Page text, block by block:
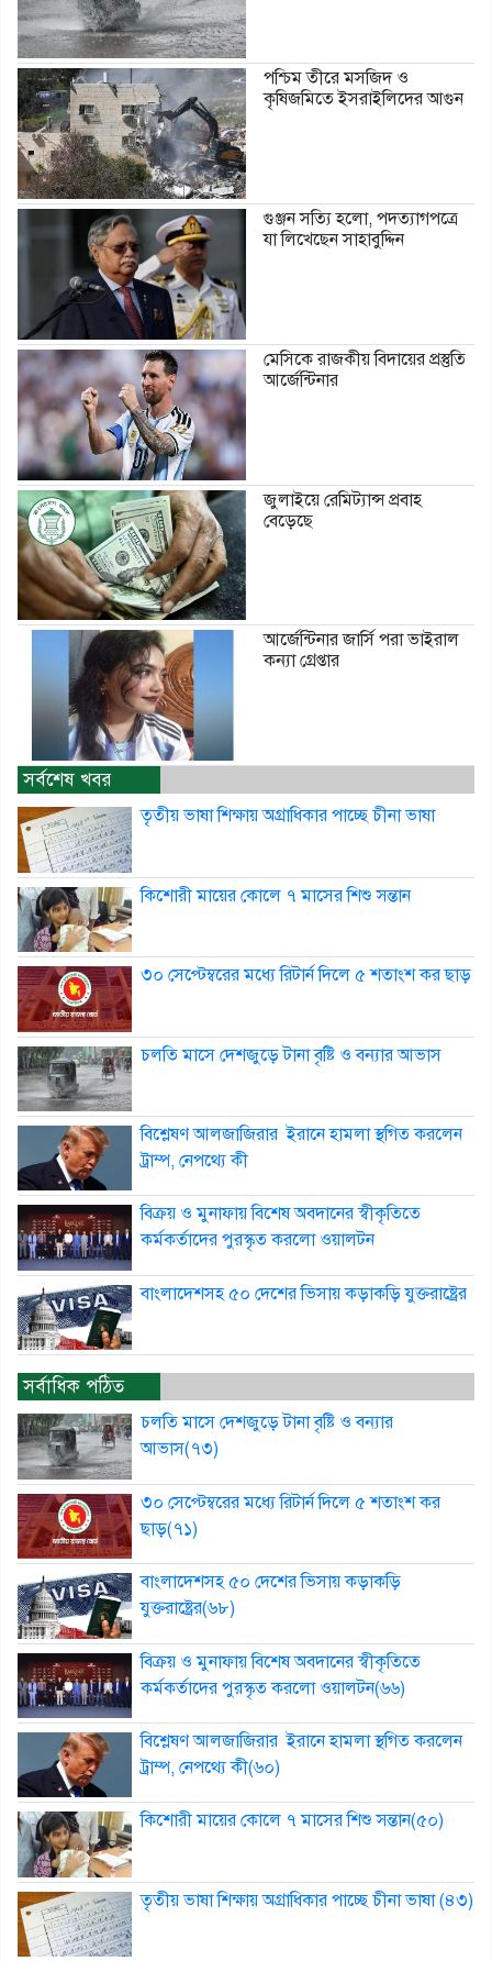
পশ্চিম তীরে মসজিদ ও
কৃষিজমিতে ইসরাইলিদের আগুন
গুঞ্জন সত্যি হলো, পদত্যাগপত্রে
যা লিখেছেন সাহাবুদ্দিন
মেসিকে রাজকীয় বিদায়ের প্রস্তুতি
আর্জেন্টিনার
জুলাইয়ে রেমিট্যান্স প্রবাহ
বেড়েছে
আর্জেন্টিনার জার্সি পরা ভাইরাল
কন্যা গ্রেপ্তার
সর্বশেষ খবর
তৃতীয় ভাষা শিক্ষায় অগ্রাধিকার পাচ্ছে চীনা ভাষা
কিশোরী মায়ের কোলে ৭ মাসের শিশু সন্তান
৩০ সেপ্টেম্বরের মধ্যে রিটার্ন দিলে ৫ শতাংশ কর ছাড়
চলতি মাসে দেশজুড়ে টানা বৃষ্টি ও বন্যার আভাস
বিশ্লেষণ আলজাজিরার ইরানে হামলা স্থগিত করলেন
ট্রাম্প, নেপথ্যে কী
বিক্রয় ও মুনাফায় বিশেষ অবদানের স্বীকৃতিতে
কর্মকর্তাদের পুরস্কৃত করলো ওয়ালটন
বাংলাদেশসহ ৫০ দেশের ভিসায় কড়াকড়ি যুক্তরাষ্ট্রের
সর্বাধিক পঠিত
চলতি মাসে দেশজুড়ে টানা বৃষ্টি ও বন্যার
আভাস(৭৩)
৩০ সেপ্টেম্বরের মধ্যে রিটার্ন দিলে ৫ শতাংশ কর
ছাড়(৭১)
বাংলাদেশসহ ৫০ দেশের ভিসায় কড়াকড়ি
যুক্তরাষ্ট্রের(৬৮)
বিক্রয় ও মুনাফায় বিশেষ অবদানের স্বীকৃতিতে
কর্মকর্তাদের পুরস্কৃত করলো ওয়ালটন(৬৬)
বিশ্লেষণ আলজাজিরার ইরানে হামলা স্থগিত করলেন
ট্রাম্প, নেপথ্যে কী(৬০)
কিশোরী মায়ের কোলে ৭ মাসের শিশু সন্তান(৫০)
তৃতীয় ভাষা শিক্ষায় অগ্রাধিকার পাচ্ছে চীনা ভাষা (৪৩)